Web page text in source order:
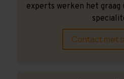
experts werken het graag
Contact met